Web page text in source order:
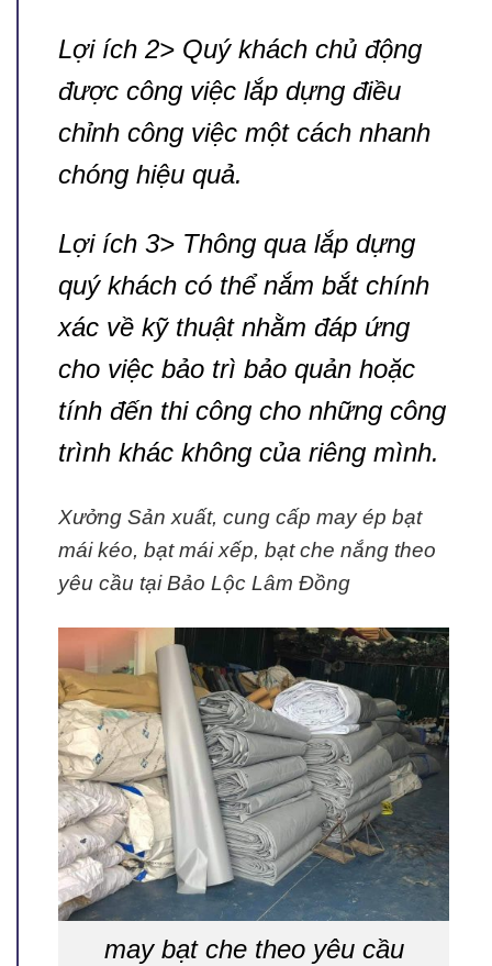
Lợi ích 2> Quý khách chủ động
được công việc lắp dựng điều
chỉnh công việc một cách nhanh
chóng hiệu quả.
Lợi ích 3> Thông qua lắp dựng
quý khách có thể nắm bắt chính
xác về kỹ thuật nhằm đáp ứng
cho việc bảo trì bảo quản hoặc
tính đến thi công cho những công
trình khác không của riêng mình.
Xưởng Sản xuất, cung cấp may ép bạt
mái kéo, bạt mái xếp, bạt che nắng theo
yêu cầu tại Bảo Lộc Lâm Đồng
may bạt che theo yêu cầu